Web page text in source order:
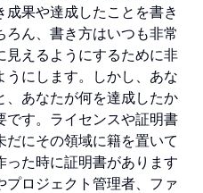
果や達成したことを書き
ん、書き方はいつも非常
見えるようにするために非
にします。しかし、あな
、あなたが何を達成したか
です。ライセンスや証明書
だにその領域に籍を置いて
った時に証明書があります
プロジェクト管理者、ファ